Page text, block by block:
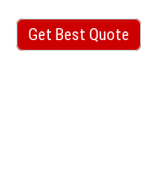
Get Best Quote